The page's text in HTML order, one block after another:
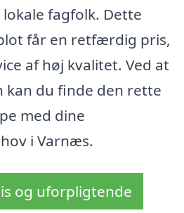
fagfolk. Dette
får en retfærdig pris,
af høj kvalitet. Ved at
kan du finde den rette
med dine
i Varnæs.
og uforpligtende